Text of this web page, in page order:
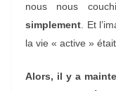
nous nous
simplement. Et
la vie « active »
Alors, il y a